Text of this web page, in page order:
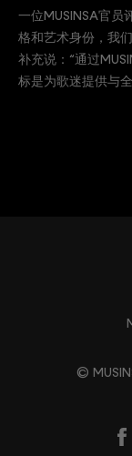
一位MUSINSA官员
格和艺术身份，我
补充说：“通过
标是为歌迷提供与
©